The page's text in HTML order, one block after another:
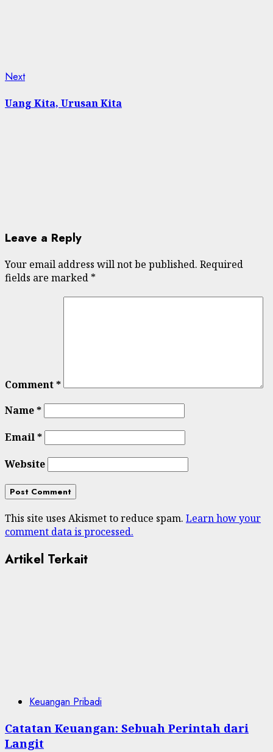
NextNext
Uang Kita, Urusan Kita
Leave a Reply
Your email address will not be published. Required
fields are marked *
Comment*
Name*
Email*
Website
This site uses Akismet to reduce spam. Learn how your
comment data is processed.
Artikel Terkait
Keuangan Pribadi
Catatan Keuangan: Sebuah Perintah dari
Langit